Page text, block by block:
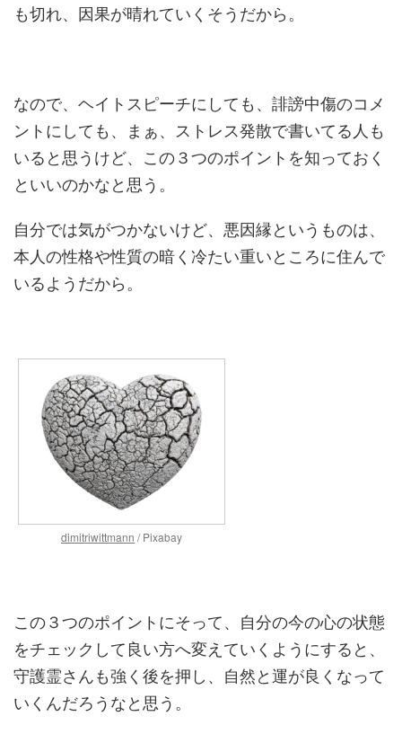
も切れ、因果が晴れていくそうだから。
なので、ヘイトスピーチにしても、誹謗中傷のコメ
ントにしても、まぁ、ストレス発散で書いてる人も
いると思うけど、この３つのポイントを知っておく
といいのかなと思う。
自分では気がつかないけど、悪因縁というものは、
本人の性格や性質の暗く冷たい重いところに住んで
いるようだから。
dimitriwittmann / Pixabay
この３つのポイントにそって、自分の今の心の状態
をチェックして良い方へ変えていくようにすると、
守護霊さんも強く後を押し、自然と運が良くなって
いくんだろうなと思う。